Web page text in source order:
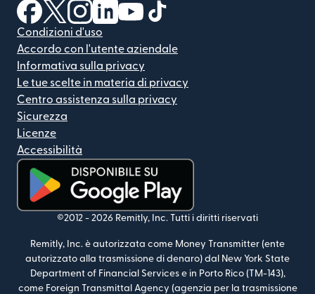
(si apre in una nuova finestra)
(si apre in una nuova finestra)
(si apre in una nuova finestra)
(si apre in una nuova finestra)
(si apre in una nuova finestra)
Condizioni d'uso
Accordo con l'utente aziendale
Informativa sulla privacy
Le tue scelte in materia di privacy
Centro assistenza sulla privacy
Sicurezza
Licenze
Accessibilità
(si apre in una nuova finestra)
©2012 - 2026 Remitly, Inc. Tutti i diritti riservati
Remitly, Inc. è autorizzata come Money Transmitter (ente
autorizzato alla trasmissione di denaro) dal New York State
Department of Financial Services e in Porto Rico (TM-143),
come Foreign Transmittal Agency (agenzia per la trasmissione